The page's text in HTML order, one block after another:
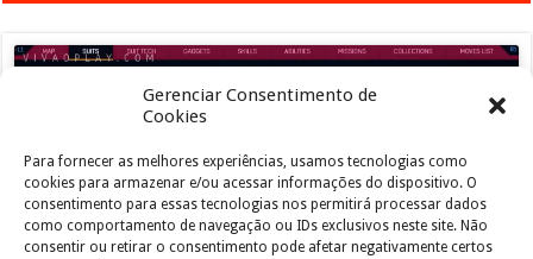
Gerenciar Consentimento de
Cookies
Para fornecer as melhores experiências, usamos tecnologias como
cookies para armazenar e/ou acessar informações do dispositivo. O
consentimento para essas tecnologias nos permitirá processar dados
como comportamento de navegação ou IDs exclusivos neste site. Não
consentir ou retirar o consentimento pode afetar negativamente certos
Clique para aceitar os cookies marketing e
ativar este conteúdo